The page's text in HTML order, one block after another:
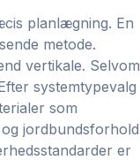
planlægning. En
metode.
vertikale. Selvom
systemtypevalg
som
jordbundsforhold
er